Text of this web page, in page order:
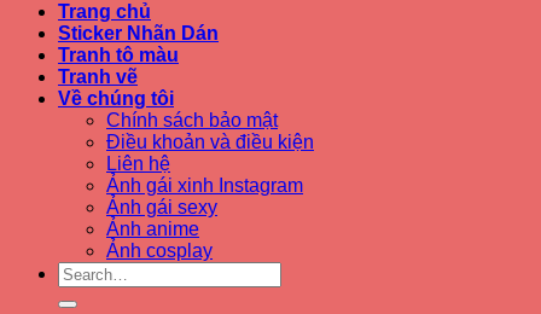
Trang chủ
Sticker Nhãn Dán
Tranh tô màu
Tranh vẽ
Về chúng tôi
Chính sách bảo mật
Điều khoản và điều kiện
Liên hệ
Ảnh gái xinh Instagram
Ảnh gái sexy
Ảnh anime
Ảnh cosplay